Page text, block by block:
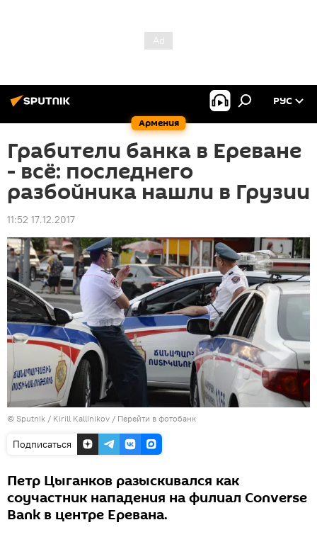
Армения
РУС
Грабители банка в Ереване
- всё: последнего
разбойника нашли в Грузии
11:52 17.12.2017
© Sputnik / Kirill Kallinikov / Перейти в фотобанк
Подписаться
Петр Цыганков разыскивался как
соучастник нападения на филиал Converse
Bank в центре Еревана.